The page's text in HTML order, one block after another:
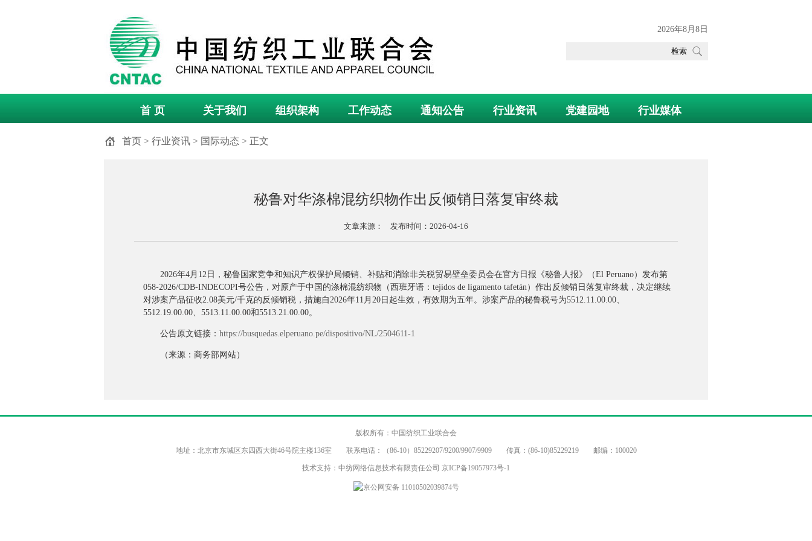
2026年8月8日
首 页 关于我们 组织架构 工作动态 通知公告 行业资讯 党建园地 行业媒体
首页 > 行业资讯 > 国际动态 > 正文
秘鲁对华涤棉混纺织物作出反倾销日落复审终裁
文章来源： 发布时间：2026-04-16
2026年4月12日，秘鲁国家竞争和知识产权保护局倾销、补贴和消除非关税贸易壁垒委员会在官方日报《秘鲁人报》（El Peruano）发布第
058-2026/CDB-INDECOPI号公告，对原产于中国的涤棉混纺织物（西班牙语：tejidos de ligamento tafetán）作出反倾销日落复审终裁，决定继续
对涉案产品征收2.08美元/千克的反倾销税，措施自2026年11月20日起生效，有效期为五年。涉案产品的秘鲁税号为5512.11.00.00、
5512.19.00.00、5513.11.00.00和5513.21.00.00。
公告原文链接： https://busquedas.elperuano.pe/dispositivo/NL/2504611-1
（来源：商务部网站）
版权所有：中国纺织工业联合会
地址：北京市东城区东四西大街46号院主楼136室 联系电话：（86-10）85229207/9200/9907/9909 传真：(86-10)85229219 邮编：100020
技术支持：中纺网络信息技术有限责任公司 京ICP备19057973号-1
京公网安备 11010502039874号